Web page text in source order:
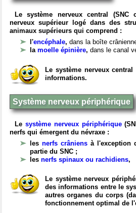
Le système nerveux central (SNC
nerveux supérieur logé dans des
animaux supérieurs qui comprend :
l'encéphale, dans la boîte
la moelle épinière, dans le canal
Le système nerveux
informations.
Système nerveux périphérique
Le système nerveux périphérique
nerfs qui émergent du névraxe :
les nerfs crâniens à l'exception
partie du SNC ;
les nerfs spinaux ou rachidiens,
Le système nerveux
des informations entre le
autres organes du corps
fonctionnement optimal de